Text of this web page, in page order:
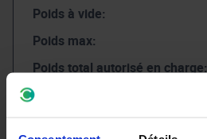
Poids à vide:
Poids max:
Poids total autorisé en charge:
Charge maximale sur le toit: